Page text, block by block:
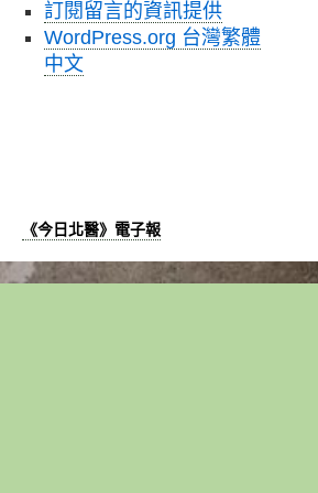
訂閱留言的資訊提供
WordPress.org 台灣繁體
中文
《今日北醫》電子報